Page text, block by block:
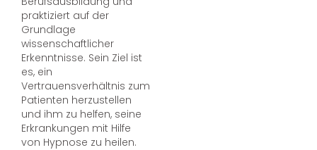
praktiziert auf der
Grundlage
wissenschaftlicher
Erkenntnisse. Sein Ziel ist
es, ein
Vertrauensverhältnis zum
Patienten herzustellen
und ihm zu helfen, seine
Erkrankungen mit Hilfe
von Hypnose zu heilen.